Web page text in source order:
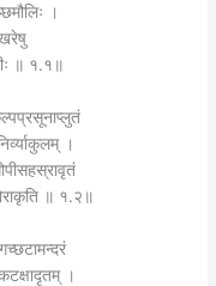
।
॥ १.१॥
।
॥ १.२॥
।